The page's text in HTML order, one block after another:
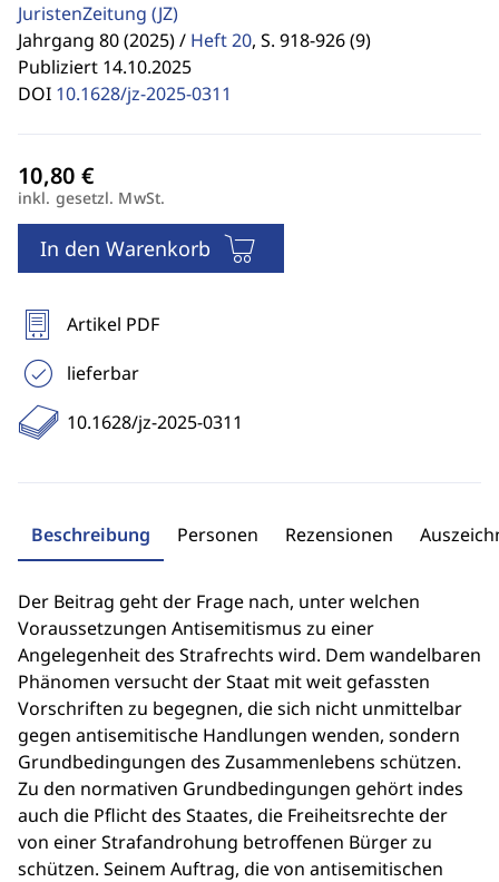
JuristenZeitung (JZ)
Jahrgang 80 (2025) / Heft 20, S. 918-926 (9)
Publiziert 14.10.2025
DOI 10.1628/jz-2025-0311
inkl. gesetzl. MwSt.
In den Warenkorb
Artikel PDF
lieferbar
10.1628/jz-2025-0311
Beschreibung Personen Rezensionen
Der Beitrag geht der Frage nach, unter welchen
Voraussetzungen Antisemitismus zu einer
Angelegenheit des Strafrechts wird. Dem wandelbaren
Phänomen versucht der Staat mit weit gefassten
Vorschriften zu begegnen, die sich nicht unmittelbar
gegen antisemitische Handlungen wenden, sondern
Grundbedingungen des Zusammenlebens schützen.
Zu den normativen Grundbedingungen gehört indes
auch die Pflicht des Staates, die Freiheitsrechte der
von einer Strafandrohung betroffenen Bürger zu
schützen. Seinem Auftrag, die von antisemitischen